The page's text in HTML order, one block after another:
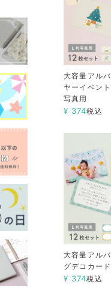
大容量アル
ヤーイベン
写真用
¥ 374税込
大容量アル
グデコカー
¥ 374税込